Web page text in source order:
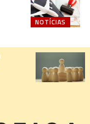
NOTÍCIAS